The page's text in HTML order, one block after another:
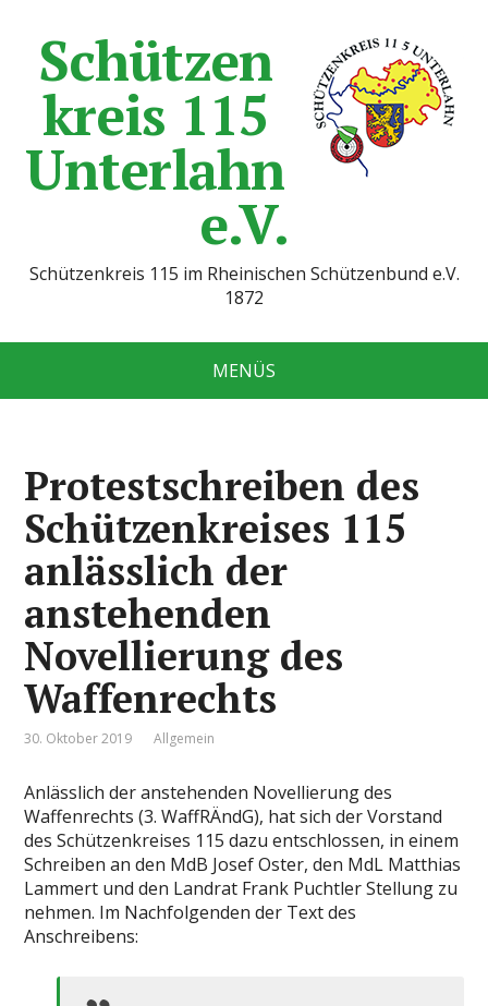
Schützen
kreis 115
Unterlahn
e.V.
Schützenkreis 115 im Rheinischen Schützenbund e.V.
1872
MENÜS
Protestschreiben des
Schützenkreises 115
anlässlich der
anstehenden
Novellierung des
Waffenrechts
30. Oktober 2019 Allgemein
Anlässlich der anstehenden Novellierung des
Waffenrechts (3. WaffRÄndG), hat sich der Vorstand
des Schützenkreises 115 dazu entschlossen, in einem
Schreiben an den MdB Josef Oster, den MdL Matthias
Lammert und den Landrat Frank Puchtler Stellung zu
nehmen. Im Nachfolgenden der Text des
Anschreibens: